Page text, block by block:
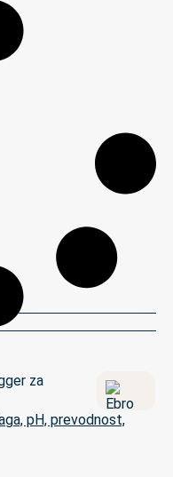
pH, prevodnost,